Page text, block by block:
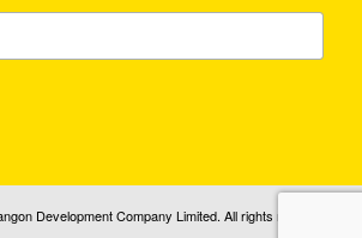
Development Company Limited. All rights reserved.